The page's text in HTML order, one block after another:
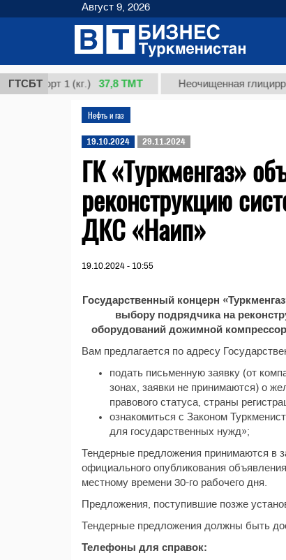
ГТСБТ
сорт 1 (кг.) 37,8 ТМТ Неочищенная
Нефть и газ
19.10.2024 29.11.2024
ГК «Туркменгаз»
реконструкцию
ДКС «Наип»
19.10.2024 - 10:55
Государственный концерн
выбору подрядчика на
оборудований дожимной
Вам предлагается по адресу
подать письменную заявку (от
зонах, заявки не принимаются) о
правового статуса, страны
ознакомиться с Законом
для государственных нужд»;
Тендерные предложения принимаются в
официального опубликования
местному времени 30-го рабочего дня.
Предложения, поступившие позже
Тендерные предложения должны быть
Телефоны для справок:
Август 9, 2026